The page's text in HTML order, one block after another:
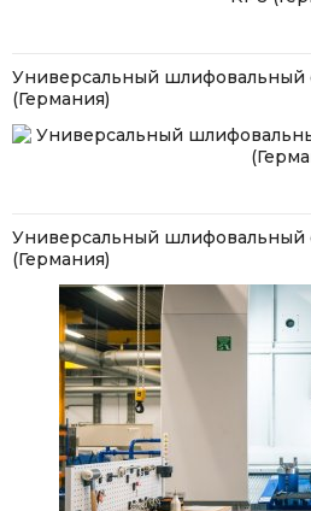
Универсальный шлифовальный
(Германия)
Универсальный шлифовальный
(Германия)